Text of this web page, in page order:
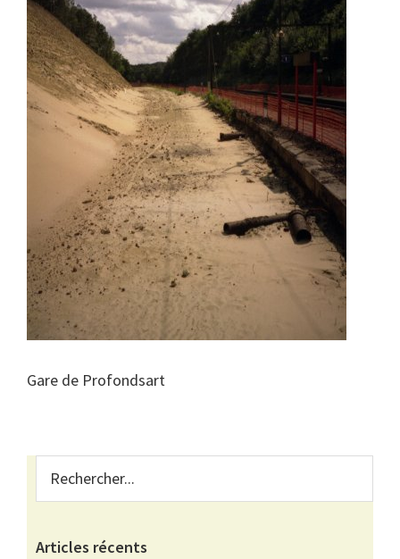
Gare de Profondsart
Primary
Sidebar
Articles récents